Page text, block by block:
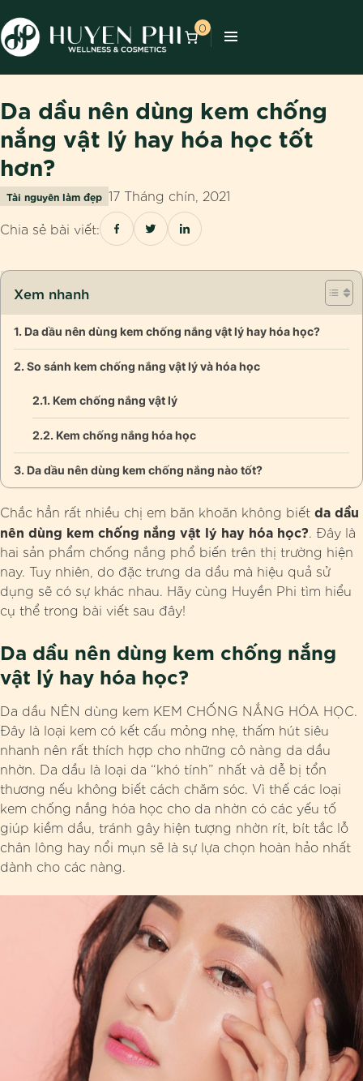
0
Da dầu nên dùng kem chống
nắng vật lý hay hóa học tốt
hơn?
Tài nguyên làm đẹp 17 Tháng chín, 2021
Chia sẻ bài viết:
Xem nhanh
Da dầu nên dùng kem chống nắng vật lý hay hóa học?
So sánh kem chống nắng vật lý và hóa học
Kem chống nắng vật lý
Kem chống nắng hóa học
Da dầu nên dùng kem chống nắng nào tốt?
Chắc hẳn rất nhiều chị em băn khoăn không biết da dầu
nên dùng kem chống nắng vật lý hay hóa học?. Đây là
hai sản phẩm chống nắng phổ biến trên thị trường hiện
nay. Tuy nhiên, do đặc trưng da dầu mà hiệu quả sử
dụng sẽ có sự khác nhau. Hãy cùng Huyền Phi tìm hiểu
cụ thể trong bài viết sau đây!
Da dầu nên dùng kem chống nắng
vật lý hay hóa học?
Da dầu NÊN dùng kem KEM CHỐNG NẮNG HÓA HỌC.
Đây là loại kem có kết cấu mỏng nhẹ, thấm hút siêu
nhanh nên rất thích hợp cho những cô nàng da dầu
nhờn. Da dầu là loại da “khó tính” nhất và dễ bị tổn
thương nếu không biết cách chăm sóc. Vì thế các loại
kem chống nắng hóa học cho da nhờn có các yếu tố
giúp kiềm dầu, tránh gây hiện tượng nhờn rít, bít tắc lỗ
chân lông hay nổi mụn sẽ là sự lựa chọn hoàn hảo nhất
dành cho các nàng.